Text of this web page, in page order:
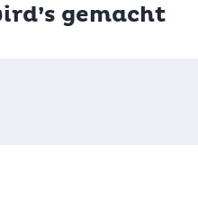
gemacht